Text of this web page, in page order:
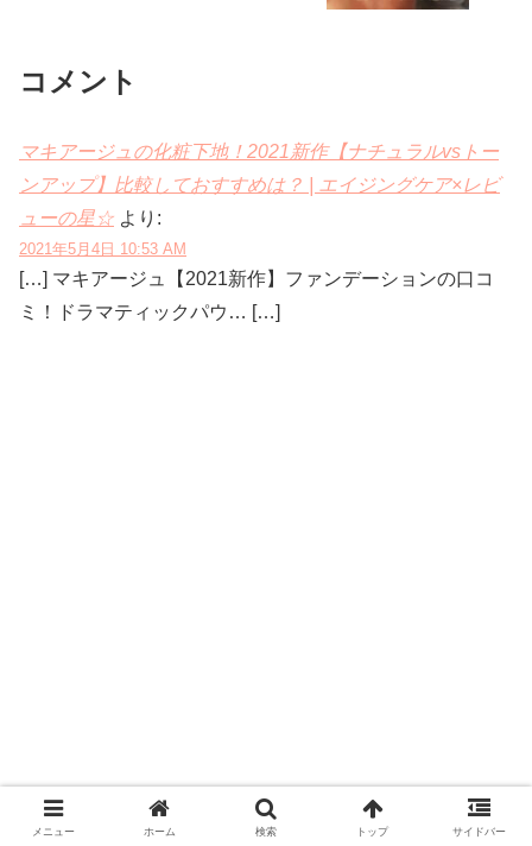
コメント
マキアージュの化粧下地！2021新作【ナチュラルvsトー
ンアップ】比較しておすすめは？ | エイジングケア×レビ
ューの星☆ より:
2021年5月4日 10:53 AM
[…] マキアージュ【2021新作】ファンデーションの口コ
ミ！ドラマティックパウ… […]
メニュー ホーム 検索 トップ サイドバー